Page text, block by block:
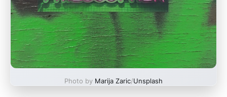
Photo by Marija Zaric/Unsplash